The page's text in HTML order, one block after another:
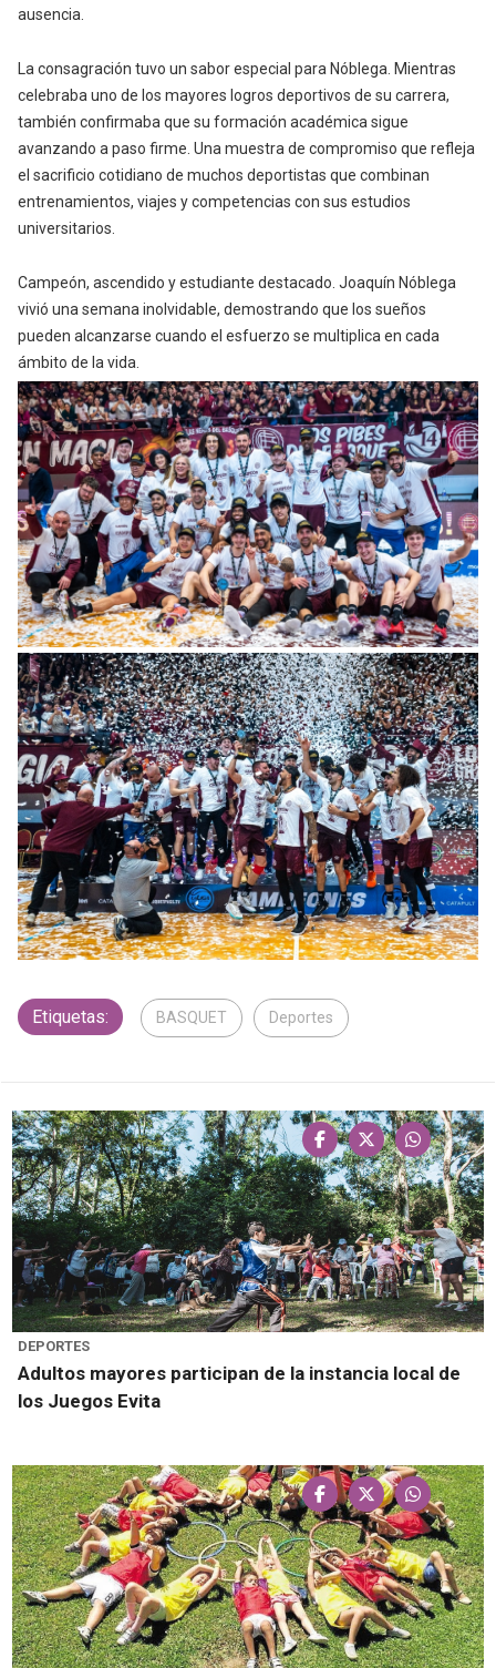
ausencia.
La consagración tuvo un sabor especial para Nóblega. Mientras
celebraba uno de los mayores logros deportivos de su carrera,
también confirmaba que su formación académica sigue
avanzando a paso firme. Una muestra de compromiso que refleja
el sacrificio cotidiano de muchos deportistas que combinan
entrenamientos, viajes y competencias con sus estudios
universitarios.
Campeón, ascendido y estudiante destacado. Joaquín Nóblega
vivió una semana inolvidable, demostrando que los sueños
pueden alcanzarse cuando el esfuerzo se multiplica en cada
ámbito de la vida.
Etiquetas: BASQUET Deportes
DEPORTES
Adultos mayores participan de la instancia local de
los Juegos Evita